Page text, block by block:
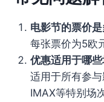
电影节的票价是
每张票价为5欧
优惠适用于哪些
适用于所有参
IMAX等特别场